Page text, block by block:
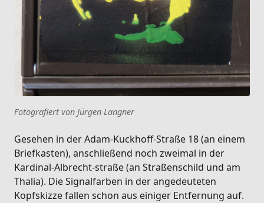
Fotografiert von Jürgen Langner
Gesehen in der Adam-Kuckhoff-Straße 18 (an einem
Briefkasten), anschließend noch zweimal in der
Kardinal-Albrecht-straße (an Straßenschild und am
Thalia). Die Signalfarben in der angedeuteten
Kopfskizze fallen schon aus einiger Entfernung auf.